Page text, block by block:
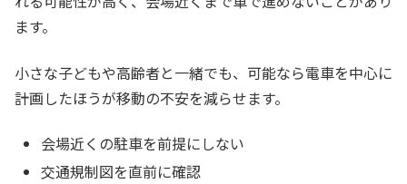
ます。
小さな子どもや高齢者と一緒でも、可能なら電車を中心に
計画したほうが移動の不安を減らせます。
会場近くの駐車を前提にしない
交通規制図を直前に確認